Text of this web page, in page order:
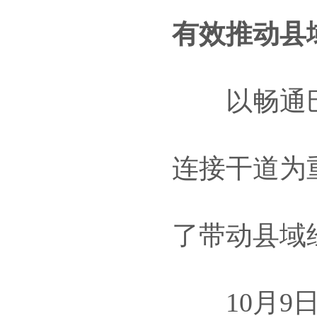
有效推动县
以畅通巴
连接干道为
了带动县域
10月9日